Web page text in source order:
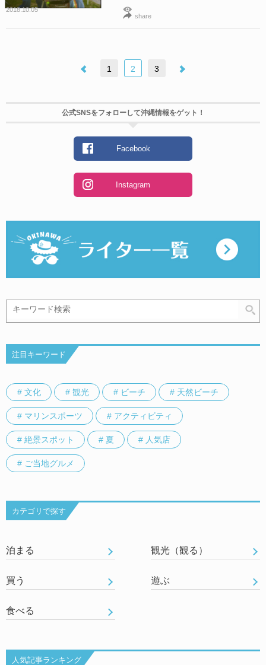
2018.10.05
share
1 2 3
公式SNSをフォローして沖縄情報をゲット！
Facebook
Instagram
注目キーワード
# 文化 # 観光 # ビーチ # 天然ビーチ
# マリンスポーツ # アクティビティ
# 絶景スポット # 夏 # 人気店
# ご当地グルメ
カテゴリで探す
泊まる 観光（観る）
買う 遊ぶ
食べる
人気記事ランキング